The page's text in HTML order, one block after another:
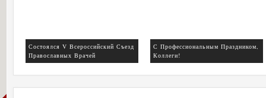
Состоялся V Всероссийский Съезд
Православных Врачей
С Профессиональным Праздником,
Коллеги!